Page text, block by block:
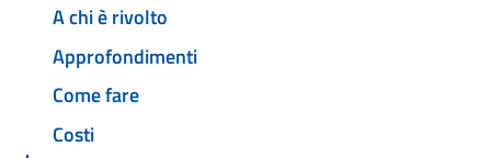
A chi è rivolto
Approfondimenti
Come fare
Costi